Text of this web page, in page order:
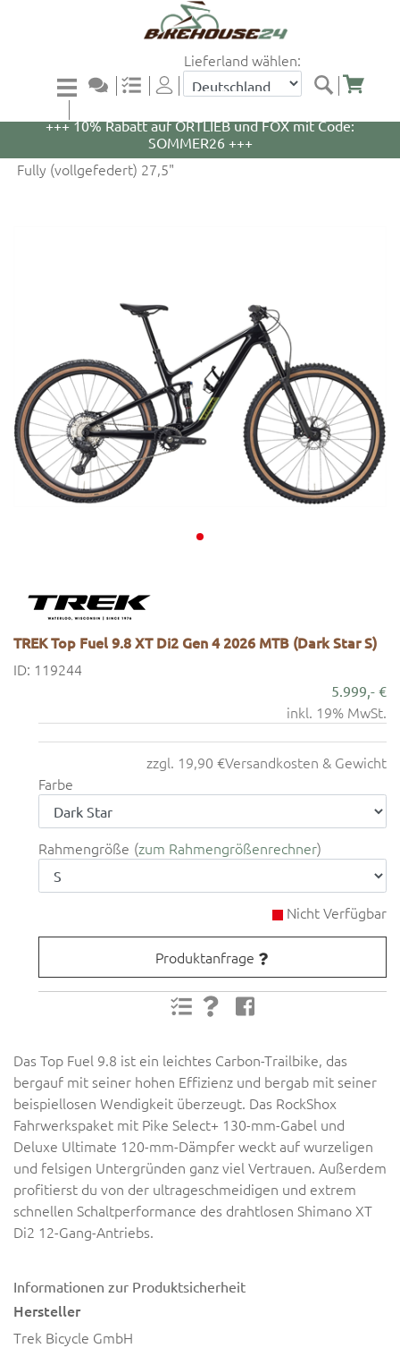
Lieferland wählen:
+++ 5% Rabatt auf WOOM Bikes und Zubehör mit
+++ 10% Rabatt auf ORTLIEB und FOX mit Code:
SOMMER26 +++
Fully (vollgefedert) 27,5"
TREK Top Fuel 9.8 XT Di2 Gen 4 2026 MTB (Dark Star S)
ID: 119244
5.999,- €
inkl. 19% MwSt.
zzgl. 19,90 €Versandkosten & Gewicht
Farbe
Rahmengröße zum Rahmengrößenrechner
Nicht Verfügbar
Produktanfrage
Das Top Fuel 9.8 ist ein leichtes Carbon-Trailbike, das
bergauf mit seiner hohen Effizienz und bergab mit seiner
beispiellosen Wendigkeit überzeugt. Das RockShox
Fahrwerkspaket mit Pike Select+ 130-mm-Gabel und
Deluxe Ultimate 120-mm-Dämpfer weckt auf wurzeligen
und felsigen Untergründen ganz viel Vertrauen. Außerdem
profitierst du von der ultrageschmeidigen und extrem
schnellen Schaltperformance des drahtlosen Shimano XT
Di2 12-Gang-Antriebs.
Informationen zur Produktsicherheit
Hersteller
Trek Bicycle GmbH